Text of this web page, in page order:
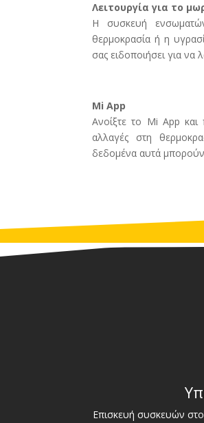
Λειτουργία για το
Η συσκευή
θερμοκρασία ή η
σας ειδοποιήσει για να
Mi App
Ανοίξτε το Mi App και
αλλαγές στη
δεδομένα αυτά
Επισκευή συσκευών